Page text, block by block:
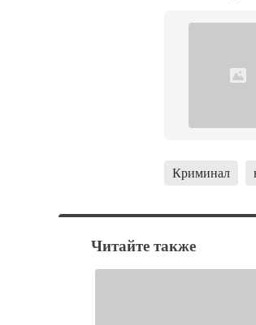
Криминал
Читайте также